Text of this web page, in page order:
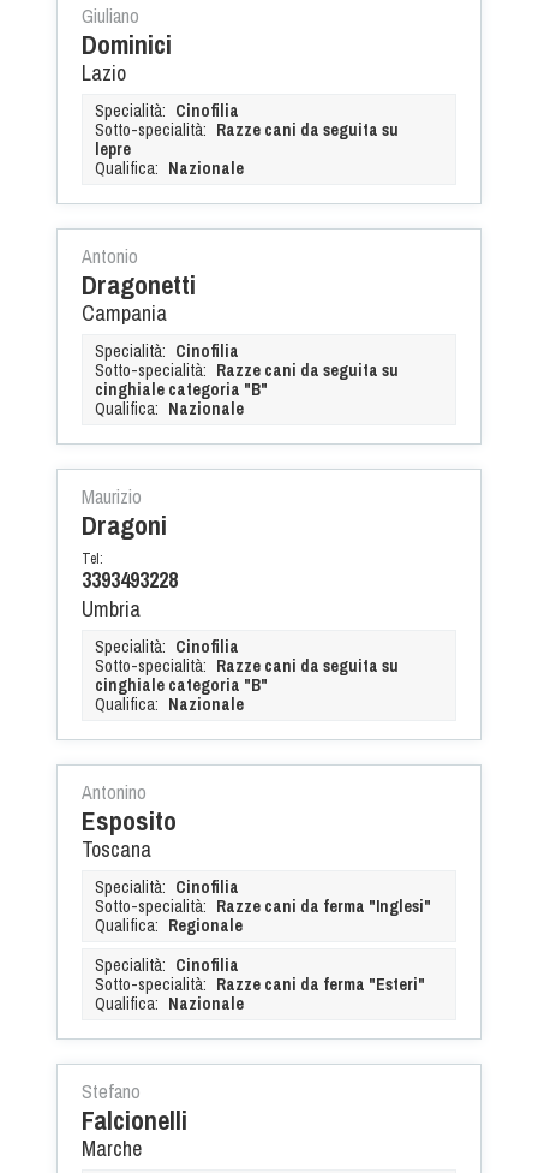
Giuliano
Dominici
Lazio
Specialità: Cinofilia
Sotto-specialità: Razze cani da seguita su
lepre
Qualifica: Nazionale
Antonio
Dragonetti
Campania
Specialità: Cinofilia
Sotto-specialità: Razze cani da seguita su
cinghiale categoria "B"
Qualifica: Nazionale
Maurizio
Dragoni
Tel:
3393493228
Umbria
Specialità: Cinofilia
Sotto-specialità: Razze cani da seguita su
cinghiale categoria "B"
Qualifica: Nazionale
Antonino
Esposito
Toscana
Specialità: Cinofilia
Sotto-specialità: Razze cani da ferma "Inglesi"
Qualifica: Regionale
Specialità: Cinofilia
Sotto-specialità: Razze cani da ferma "Esteri"
Qualifica: Nazionale
Stefano
Falcionelli
Marche
DiscDog
Dog Balance
Dog Trail
Nosework
Obedience
Rally Obedience
Ipo Delta
Freestyle
Protezione civile Sportiva
Cinofilia Venatoria